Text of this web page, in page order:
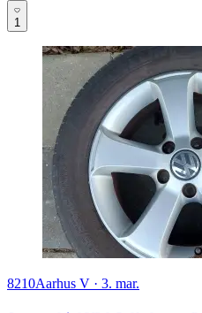
1
8210Aarhus V · 3. mar.